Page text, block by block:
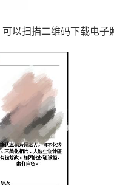
以扫描二维码下载电子